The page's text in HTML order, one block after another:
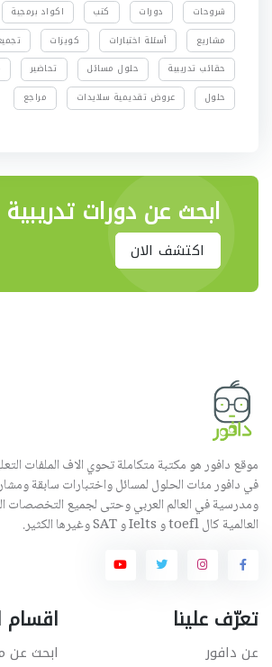
شروحات دورات كتب اكواد برمجية
مشاريع
أسئلة اختبارات كويزات
حقائب تدريبية
حلول مسائل تحاضير
حلول
عروض تقديمية سلايدات مراجع
ابحث عن دورات تدريبية
اكتشف الان
موقع دافور هو مكتبة متكاملة تحوي الاف الملفات
في دافور مئات الحلول لمسائل واختبارات سابقة
ومدرسية في العالم العربي وحتى لجميع التخصصات
العالمية كال toefl و Ielts و SAT وغيرها الكثير.
تعرّف علينا
عن دافور
اقسام
ابحث عن